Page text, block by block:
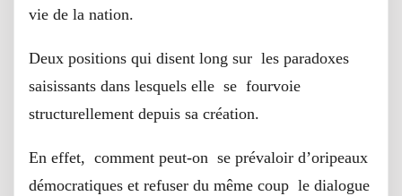
vie de la nation.
Deux positions qui disent long sur les paradoxes
saisissants dans lesquels elle se fourvoie
structurellement depuis sa création.
En effet, comment peut-on se prévaloir d’oripeaux
démocratiques et refuser du même coup le dialogue